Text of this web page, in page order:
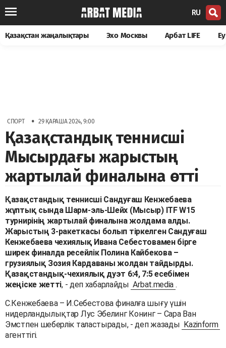
RU
Қазақстан жаңалықтары Эхо Москвы Арбат LIFE
СПОРТ • 29 ҚАРАША 2024, 9:00
Қазақстандық теннисші
Мысырдағы жарыстың
жартылай финалына өтті
Қазақстандық теннисші Сандуғаш Кенжебаева
жұптық сында Шарм-эль-Шейх (Мысыр) ITF W15
турнирінің жартылай финалына жолдама алды.
Жарыстың 3-ракеткасы болып тіркелген Сандуғаш
Кенжебаева чехиялық Ивана Себестовамен бірге
ширек финалда ресейлік Полина Кайбекова –
грузиялық Зозия Кардаваны жолдан тайдырды.
Қазақстандық-чехиялық дуэт 6:4, 7:5 есебімен
жеңіске жетті, - деп хабарлайды Arbat.media .
С.Кенжебаева – И.Себестова финалға шығу үшін
нидерландылықтар Лус Эбелинг Конинг – Сара Ван
Эмстпен шеберлік таластырады, - деп жазады Kazinform
агенттігі.